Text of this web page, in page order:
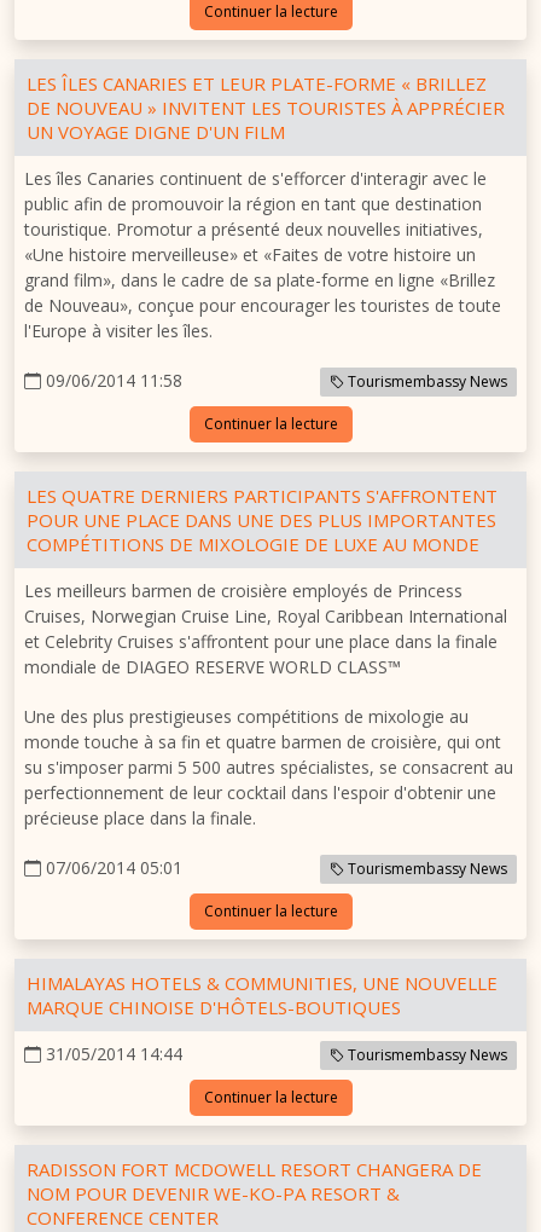
Continuer la lecture
LES ÎLES CANARIES ET LEUR PLATE-FORME « BRILLEZ
DE NOUVEAU » INVITENT LES TOURISTES À APPRÉCIER
UN VOYAGE DIGNE D'UN FILM
Les îles Canaries continuent de s'efforcer d'interagir avec le
public afin de promouvoir la région en tant que destination
touristique. Promotur a présenté deux nouvelles initiatives,
«Une histoire merveilleuse» et «Faites de votre histoire un
grand film», dans le cadre de sa plate-forme en ligne «Brillez
de Nouveau», conçue pour encourager les touristes de toute
l'Europe à visiter les îles.
09/06/2014 11:58 Tourismembassy News
Continuer la lecture
LES QUATRE DERNIERS PARTICIPANTS S'AFFRONTENT
POUR UNE PLACE DANS UNE DES PLUS IMPORTANTES
COMPÉTITIONS DE MIXOLOGIE DE LUXE AU MONDE
Les meilleurs barmen de croisière employés de Princess
Cruises, Norwegian Cruise Line, Royal Caribbean International
et Celebrity Cruises s'affrontent pour une place dans la finale
mondiale de DIAGEO RESERVE WORLD CLASS™
Une des plus prestigieuses compétitions de mixologie au
monde touche à sa fin et quatre barmen de croisière, qui ont
su s'imposer parmi 5 500 autres spécialistes, se consacrent au
perfectionnement de leur cocktail dans l'espoir d'obtenir une
précieuse place dans la finale.
07/06/2014 05:01 Tourismembassy News
Continuer la lecture
HIMALAYAS HOTELS & COMMUNITIES, UNE NOUVELLE
MARQUE CHINOISE D'HÔTELS-BOUTIQUES
31/05/2014 14:44 Tourismembassy News
Continuer la lecture
RADISSON FORT MCDOWELL RESORT CHANGERA DE
NOM POUR DEVENIR WE-KO-PA RESORT &
CONFERENCE CENTER